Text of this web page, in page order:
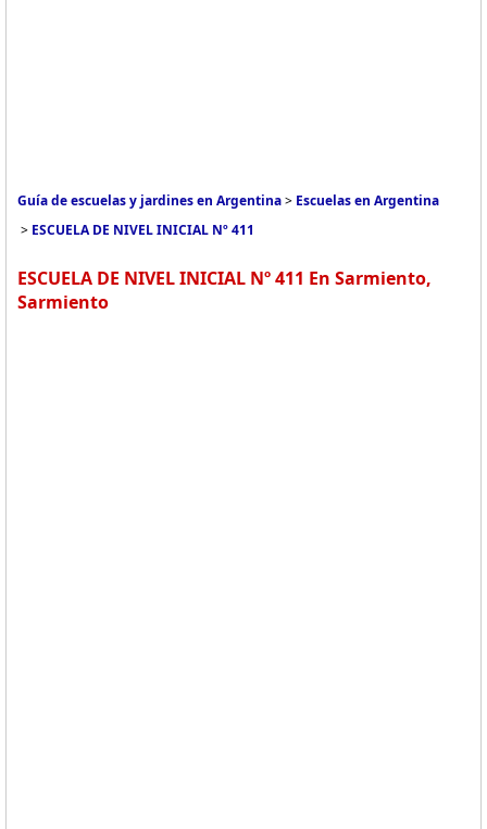
Guía de escuelas y jardines en Argentina> Escuelas en Argentina
> ESCUELA DE NIVEL INICIAL Nº 411
ESCUELA DE NIVEL INICIAL Nº 411 En Sarmiento,
Sarmiento